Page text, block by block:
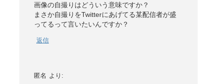
画像の自撮りはどういう意味ですか？
まさか自撮りをTwitterにあげてる某配信者が盛
ってるって言いたいんですか？
返信
匿名 より: